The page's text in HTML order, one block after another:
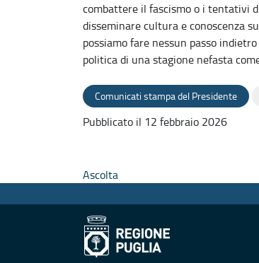
combattere il fascismo o i tentativi
disseminare cultura e conoscenza
possiamo fare nessun passo
politica di una stagione nefasta
Comunicati stampa del Presidente
Pubblicato il 12 febbraio 2026
Ascolta